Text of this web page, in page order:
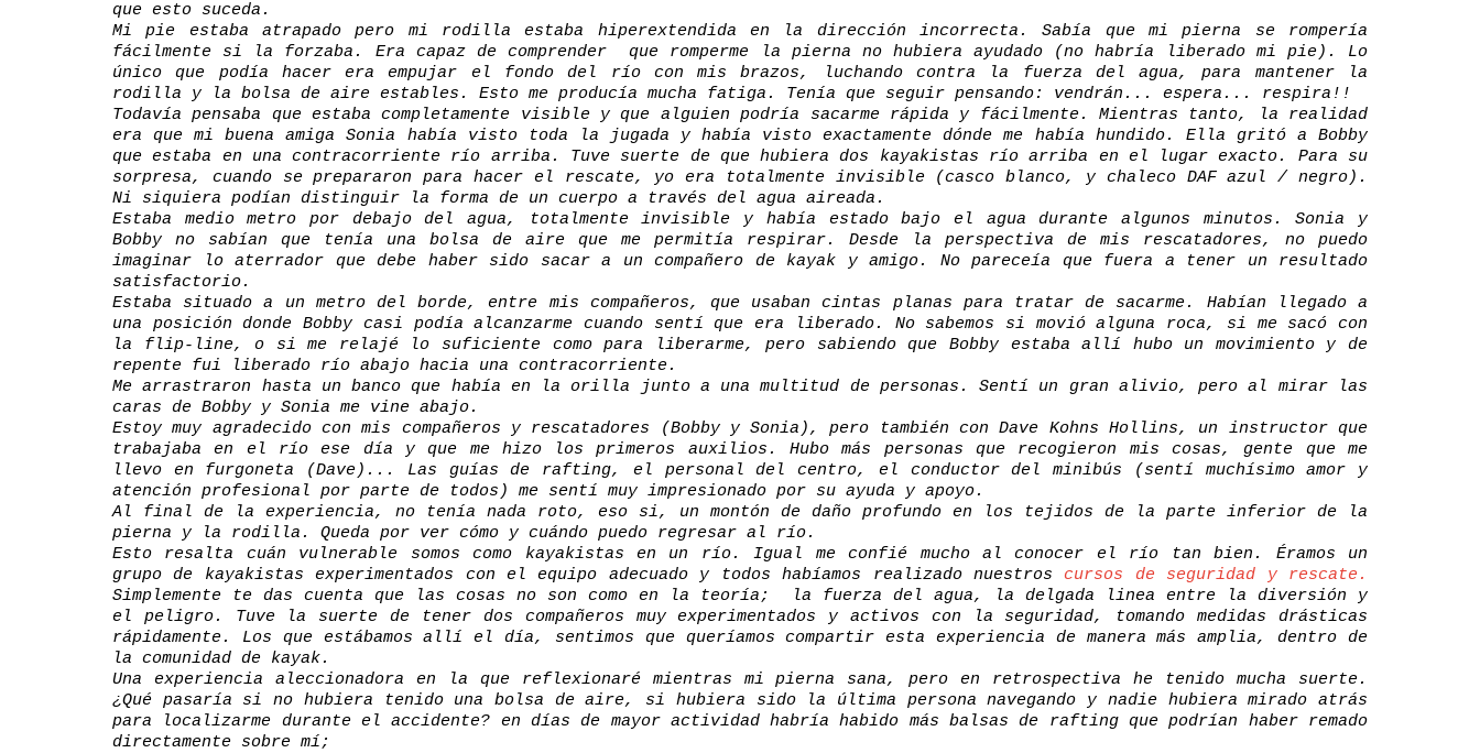
que esto suceda.
Mi pie estaba atrapado pero mi rodilla estaba hiperextendida en la dirección incorrecta. Sabía que mi pierna se rompería
fácilmente si la forzaba. Era capaz de comprender que romperme la pierna no hubiera ayudado (no habría liberado mi pie). Lo
único que podía hacer era empujar el fondo del río con mis brazos, luchando contra la fuerza del agua, para mantener la
rodilla y la bolsa de aire estables. Esto me producía mucha fatiga. Tenía que seguir pensando: vendrán... espera... respira!!
Todavía pensaba que estaba completamente visible y que alguien podría sacarme rápida y fácilmente. Mientras tanto, la realidad
era que mi buena amiga Sonia había visto toda la jugada y había visto exactamente dónde me había hundido. Ella gritó a Bobby
que estaba en una contracorriente río arriba. Tuve suerte de que hubiera dos kayakistas río arriba en el lugar exacto. Para su
sorpresa, cuando se prepararon para hacer el rescate, yo era totalmente invisible (casco blanco, y chaleco DAF azul / negro).
Ni siquiera podían distinguir la forma de un cuerpo a través del agua aireada.
Estaba medio metro por debajo del agua, totalmente invisible y había estado bajo el agua durante algunos minutos. Sonia y
Bobby no sabían que tenía una bolsa de aire que me permitía respirar. Desde la perspectiva de mis rescatadores, no puedo
imaginar lo aterrador que debe haber sido sacar a un compañero de kayak y amigo. No pareceía que fuera a tener un resultado
satisfactorio.
Estaba situado a un metro del borde, entre mis compañeros, que usaban cintas planas para tratar de sacarme. Habían llegado a
una posición donde Bobby casi podía alcanzarme cuando sentí que era liberado. No sabemos si movió alguna roca, si me sacó con
la flip-line, o si me relajé lo suficiente como para liberarme, pero sabiendo que Bobby estaba allí hubo un movimiento y de
repente fui liberado río abajo hacia una contracorriente.
Me arrastraron hasta un banco que había en la orilla junto a una multitud de personas. Sentí un gran alivio, pero al mirar las
caras de Bobby y Sonia me vine abajo.
Estoy muy agradecido con mis compañeros y rescatadores (Bobby y Sonia), pero también con Dave Kohns Hollins, un instructor que
trabajaba en el río ese día y que me hizo los primeros auxilios. Hubo más personas que recogieron mis cosas, gente que me
llevo en furgoneta (Dave)... Las guías de rafting, el personal del centro, el conductor del minibús (sentí muchísimo amor y
atención profesional por parte de todos) me sentí muy impresionado por su ayuda y apoyo.
Al final de la experiencia, no tenía nada roto, eso si, un montón de daño profundo en los tejidos de la parte inferior de la
pierna y la rodilla. Queda por ver cómo y cuándo puedo regresar al río.
Esto resalta cuán vulnerable somos como kayakistas en un río. Igual me confié mucho al conocer el río tan bien. Éramos un
grupo de kayakistas experimentados con el equipo adecuado y todos habíamos realizado nuestroscursos de seguridad y rescate.
Simplemente te das cuenta que las cosas no son como en la teoría; la fuerza del agua, la delgada linea entre la diversión y
el peligro. Tuve la suerte de tener dos compañeros muy experimentados y activos con la seguridad, tomando medidas drásticas
rápidamente. Los que estábamos allí el día, sentimos que queríamos compartir esta experiencia de manera más amplia, dentro de
la comunidad de kayak.
Una experiencia aleccionadora en la que reflexionaré mientras mi pierna sana, pero en retrospectiva he tenido mucha suerte.
¿Qué pasaría si no hubiera tenido una bolsa de aire, si hubiera sido la última persona navegando y nadie hubiera mirado atrás
para localizarme durante el accidente? en días de mayor actividad habría habido más balsas de rafting que podrían haber remado
directamente sobre mí;